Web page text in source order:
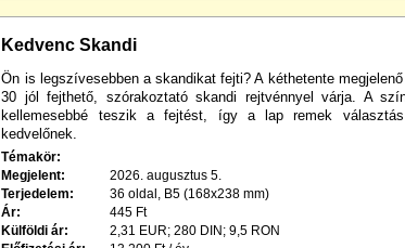
Kedvenc Skandi
Ön is legszívesebben a skandikat fejti? A kéthetente
30 jól fejthető, szórakoztató skandi rejtvénnyel várja. A
kellemesebbé teszik a fejtést, így a lap remek
kedvelőnek.
Témakör:
Megjelent:
2026. augusztus 5.
Terjedelem:
36 oldal, B5 (168x238 mm)
Ár:
445 Ft
Külföldi ár:
2,31 EUR; 280 DIN; 9,5 RON